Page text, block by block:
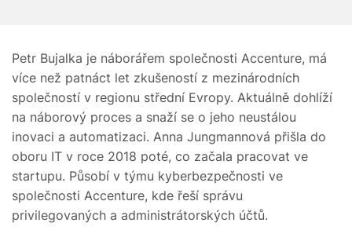
Petr Bujalka je náborářem společnosti Accenture, má
více než patnáct let zkušeností z mezinárodních
společností v regionu střední Evropy. Aktuálně dohlíží
na náborový proces a snaží se o jeho neustálou
inovaci a automatizaci. Anna Jungmannová přišla do
oboru IT v roce 2018 poté, co začala pracovat ve
startupu. Působí v týmu kyberbezpečnosti ve
společnosti Accenture, kde řeší správu
privilegovaných a administrátorských účtů.